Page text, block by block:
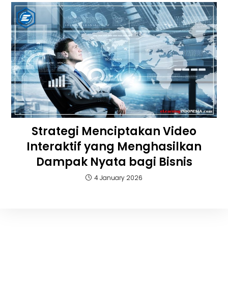
Strategi Menciptakan Video
Interaktif yang Menghasilkan
Dampak Nyata bagi Bisnis
4 January 2026